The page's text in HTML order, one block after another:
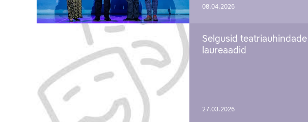
08.04.2026
Selgusid teatriauhindade
laureaadid
27.03.2026